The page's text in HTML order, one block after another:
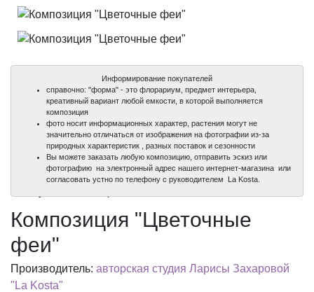
100%
100%
100%
100%
100%
100%
100%
100%
100%
Информирование покупателей
справочно: "форма" - это флорариум, предмет интерьера,
креативный вариант любой емкости, в которой выполняется
композиция
фото носит информационных характер, растения могут не
значительно отличаться от изображения на фотографии из-за
природных характеристик , разных поставок и сезонности
Вы можете заказать любую композицию, отправить эскиз или
фотографию на электронный адрес нашего интернет-магазина или
согласовать устно по телефону с руководителем La Kosta.
Композиция "Цветочные
феи"
Производитель: авторская студия Ларисы Захаровой
"La Kosta"